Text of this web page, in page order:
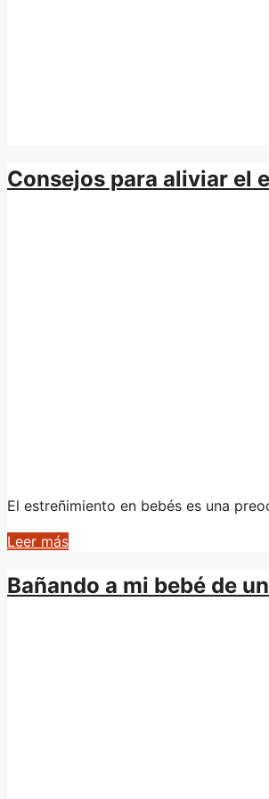
Consejos para aliviar el
El estreñimiento en bebés es una
Leer más
Bañando a mi bebé de